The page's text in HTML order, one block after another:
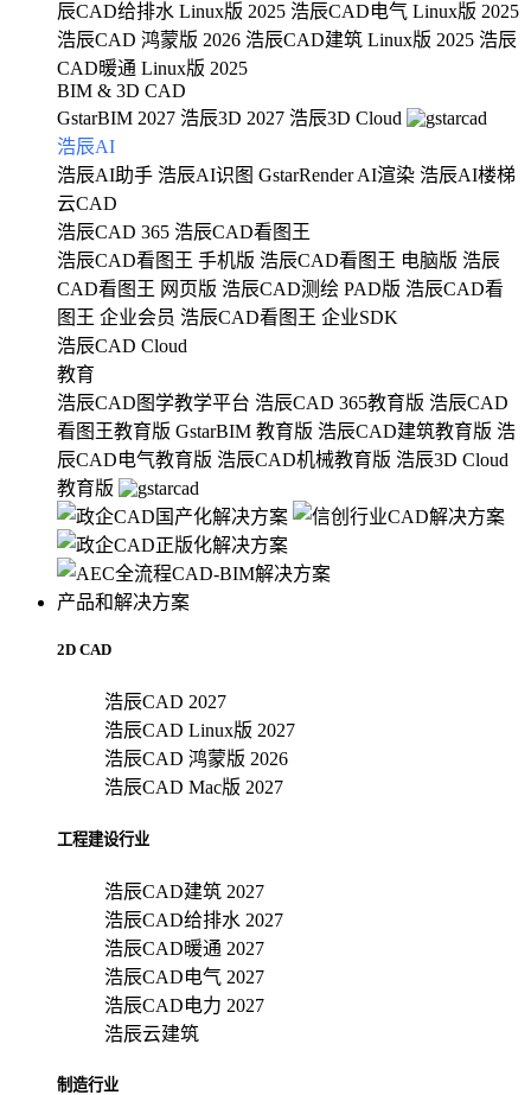
辰CAD给排水 Linux版 2025 浩辰CAD电气 Linux版 2025
浩辰CAD 鸿蒙版 2026 浩辰CAD建筑 Linux版 2025 浩辰
CAD暖通 Linux版 2025
BIM & 3D CAD
GstarBIM 2027 浩辰3D 2027 浩辰3D Cloud
浩辰AI
浩辰AI助手 浩辰AI识图 GstarRender AI渲染 浩辰AI楼梯
云CAD
浩辰CAD 365 浩辰CAD看图王
浩辰CAD看图王 手机版 浩辰CAD看图王 电脑版 浩辰
CAD看图王 网页版 浩辰CAD测绘 PAD版 浩辰CAD看
图王 企业会员 浩辰CAD看图王 企业SDK
浩辰CAD Cloud
教育
浩辰CAD图学教学平台 浩辰CAD 365教育版 浩辰CAD
看图王教育版 GstarBIM 教育版 浩辰CAD建筑教育版 浩
辰CAD电气教育版 浩辰CAD机械教育版 浩辰3D Cloud
教育版
产品和解决方案
2D CAD
浩辰CAD 2027
浩辰CAD Linux版 2027
浩辰CAD 鸿蒙版 2026
浩辰CAD Mac版 2027
工程建设行业
浩辰CAD建筑 2027
浩辰CAD给排水 2027
浩辰CAD暖通 2027
浩辰CAD电气 2027
浩辰CAD电力 2027
浩辰云建筑
制造行业